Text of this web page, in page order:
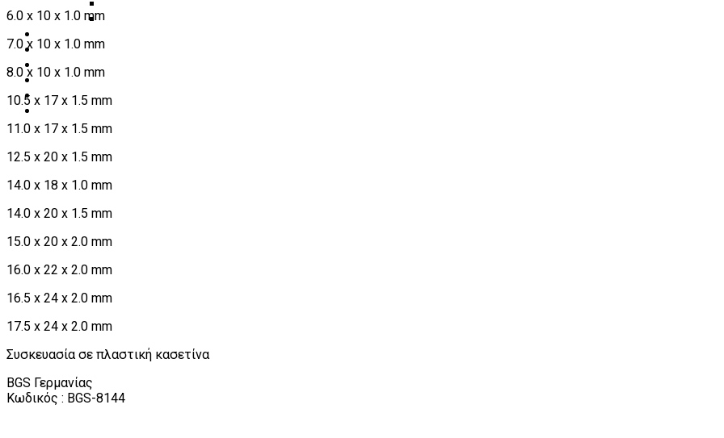
Αναλώσιμα Είδη Συνεργείου
DOWNLOADS
VIDEO & ΝΕΑ
ΕΠΙΚΟΙΝΩΝΙΑ
B2B
6.0 x 10 x 1.0 mm
7.0 x 10 x 1.0 mm
8.0 x 10 x 1.0 mm
10.5 x 17 x 1.5 mm
11.0 x 17 x 1.5 mm
12.5 x 20 x 1.5 mm
14.0 x 18 x 1.0 mm
14.0 x 20 x 1.5 mm
15.0 x 20 x 2.0 mm
16.0 x 22 x 2.0 mm
16.5 x 24 x 2.0 mm
17.5 x 24 x 2.0 mm
Συσκευασία σε πλαστική κασετίνα
BGS Γερμανίας
Κωδικός : BGS-8144